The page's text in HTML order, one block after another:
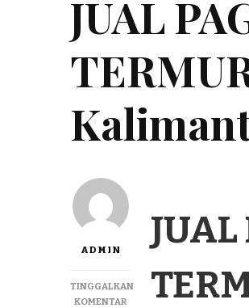
JUAL
ADMIN
TINGGALKAN
KOMENTARPADA